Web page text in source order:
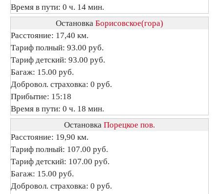
Время в пути: 0 ч. 14 мин.
Остановка Борисовское(гора)
Расстояние: 17,40 км.
Тариф полный: 93.00 руб.
Тариф детский: 93.00 руб.
Багаж: 15.00 руб.
Добровол. страховка: 0 руб.
Прибытие: 15:18
Время в пути: 0 ч. 18 мин.
Остановка Порецкое пов.
Расстояние: 19,90 км.
Тариф полный: 107.00 руб.
Тариф детский: 107.00 руб.
Багаж: 15.00 руб.
Добровол. страховка: 0 руб.